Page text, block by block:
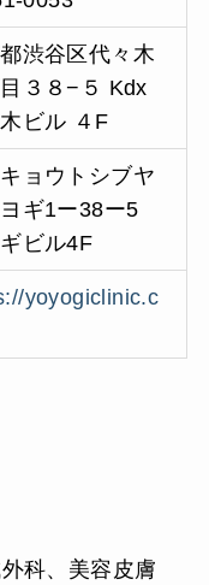
渋谷区代々木
３８−５ Kdx
ビル ４F
キョウトシブヤ
ギ1ー38ー5
ビル4F
yoyogiclinic.c
科、美容皮膚